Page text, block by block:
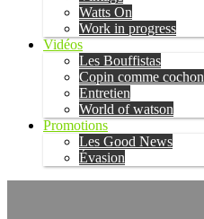
Watts On
Work in progress
Vidéos
Les Bouffistas
Copin comme cochon
Entretien
World of watson
Promotions
Les Good News
Évasion